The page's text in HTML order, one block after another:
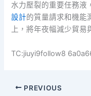
水力壓裂的重要任務液
設計的質量請求和機能
上，將年夜幅減少貿易
TC:jiuyi9follow8
PREVIOUS